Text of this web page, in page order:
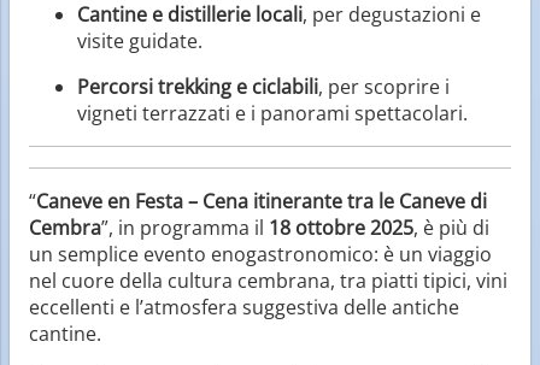
Cantine e distillerie locali, per degustazioni e
visite guidate.
Percorsi trekking e ciclabili, per scoprire i
vigneti terrazzati e i panorami spettacolari.
“Caneve en Festa – Cena itinerante tra le Caneve di
Cembra”, in programma il 18 ottobre 2025, è più di
un semplice evento enogastronomico: è un viaggio
nel cuore della cultura cembrana, tra piatti tipici, vini
eccellenti e l’atmosfera suggestiva delle antiche
cantine.